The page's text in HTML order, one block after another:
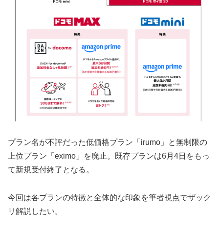
プラン名が不評だった低価格プラン「irumo」と無制限の
上位プラン「eximo」を廃止。既存プランは6月4日をもっ
て新規受付終了となる。
今回は各プランの特徴と全体的な印象を筆者視点でザック
リ解説したい。